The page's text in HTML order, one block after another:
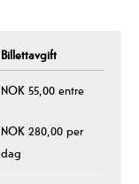
Billettavgift
NOK 55,00 entre
NOK 280,00 per
dag